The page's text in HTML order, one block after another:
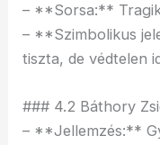
– **Sorsa:**
– **Szimbolikus
tiszta, de védtelen
### 4.2 Báthory
– **Jellemzés:**